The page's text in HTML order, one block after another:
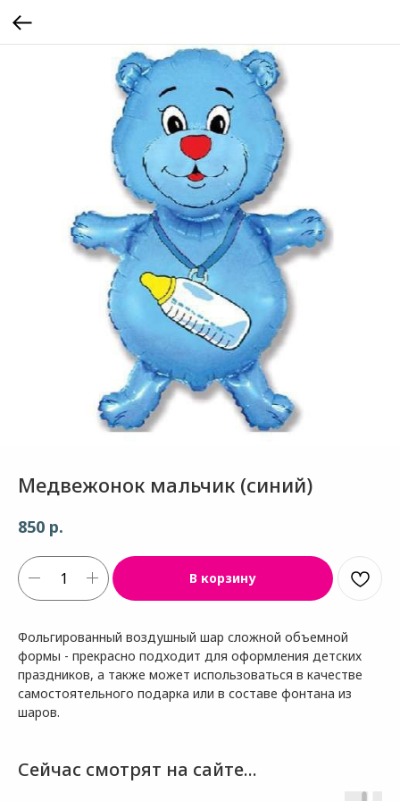
Медвежонок мальчик (синий)
850 р.
В корзину
Фольгированный воздушный шар сложной объемной
формы - прекрасно подходит для оформления детских
праздников, а также может использоваться в качестве
самостоятельного подарка или в составе фонтана из
шаров.
Сейчас смотрят на сайте...